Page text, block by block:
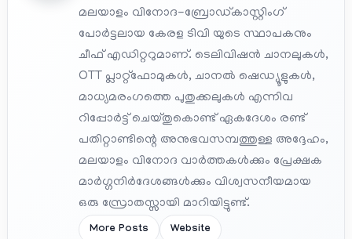
മലയാളം വിനോദ-ബ്രോഡ്കാസ്റ്റിംഗ്
പോർട്ടലായ കേരള ടിവി യുടെ സ്ഥാപകനും
ചീഫ് എഡിറ്ററുമാണ്. ടെലിവിഷൻ ചാനലുകൾ,
OTT പ്ലാറ്റ്‌ഫോമുകൾ, ചാനൽ ഷെഡ്യൂളുകൾ,
മാധ്യമരംഗത്തെ പുതുക്കലുകൾ എന്നിവ
റിപ്പോർട്ട് ചെയ്തുകൊണ്ട് ഏകദേശം രണ്ട്
പതിറ്റാണ്ടിന്റെ അനുഭവസമ്പത്തുള്ള അദ്ദേഹം,
മലയാളം വിനോദ വാർത്തകൾക്കും പ്രേക്ഷക
മാർഗ്ഗനിർദേശങ്ങൾക്കും വിശ്വസനീയമായ
ഒരു സ്രോതസ്സായി മാറിയിട്ടുണ്ട്.
More Posts Website